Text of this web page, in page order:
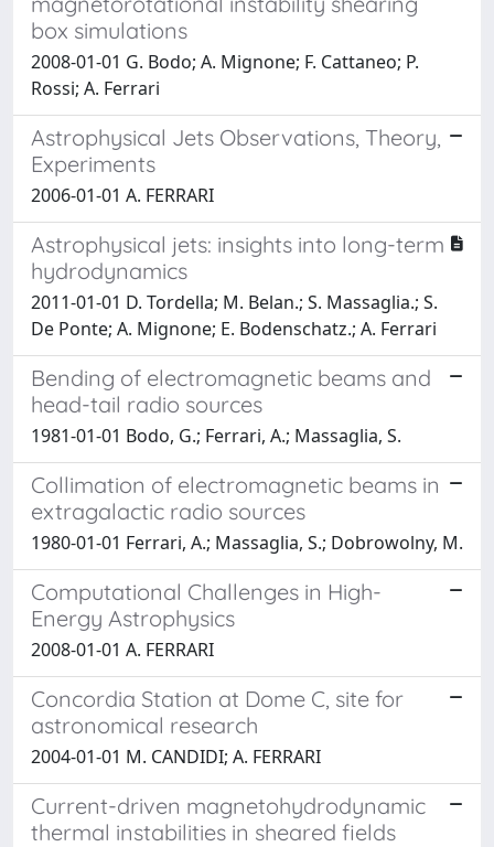
box simulations
2008-01-01 G. Bodo; A. Mignone; F. Cattaneo; P.
Rossi; A. Ferrari
Astrophysical Jets Observations, Theory,
Experiments
2006-01-01 A. FERRARI
Astrophysical jets: insights into long-term
hydrodynamics
2011-01-01 D. Tordella; M. Belan.; S. Massaglia.; S.
De Ponte; A. Mignone; E. Bodenschatz.; A. Ferrari
Bending of electromagnetic beams and
head-tail radio sources
1981-01-01 Bodo, G.; Ferrari, A.; Massaglia, S.
Collimation of electromagnetic beams in
extragalactic radio sources
1980-01-01 Ferrari, A.; Massaglia, S.; Dobrowolny, M.
Computational Challenges in High-
Energy Astrophysics
2008-01-01 A. FERRARI
Concordia Station at Dome C, site for
astronomical research
2004-01-01 M. CANDIDI; A. FERRARI
Current-driven magnetohydrodynamic
thermal instabilities in sheared fields